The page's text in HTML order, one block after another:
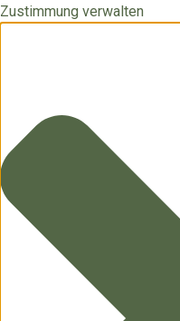
Zustimmung verwalten